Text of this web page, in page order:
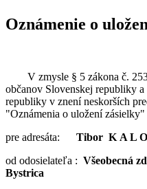
Oznámenie o
V zmysle § 5 zákona č.
občanov Slovenskej republiky
republiky v znení neskorších
"Oznámenia o uložení
pre adresáta: Tibor K A L O
od odosielateľa : Všeobecná
Bystrica